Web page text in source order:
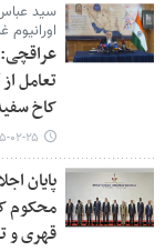
سید
تعامل
کاخ
۱۴۰۵-۰۲-
پایان
محکوم
قهری و